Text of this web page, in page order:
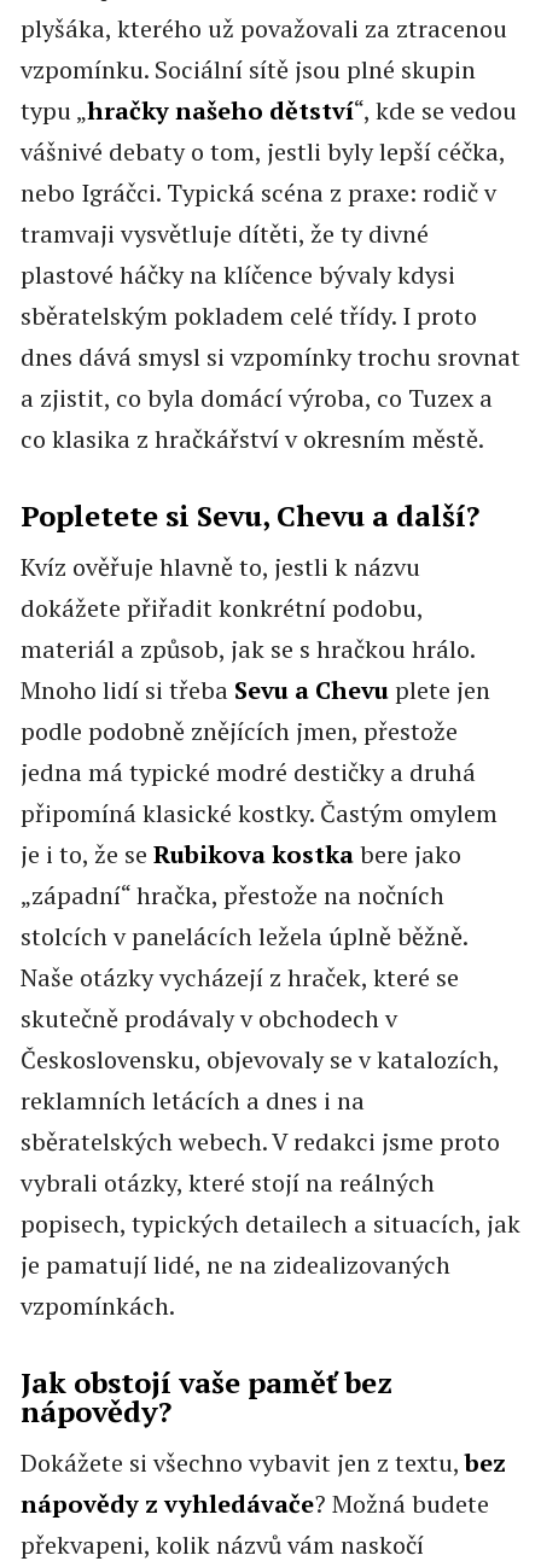
plyšáka, kterého už považovali za ztracenou
vzpomínku. Sociální sítě jsou plné skupin
typu „hračky našeho dětství“, kde se vedou
vášnivé debaty o tom, jestli byly lepší céčka,
nebo Igráčci. Typická scéna z praxe: rodič v
tramvaji vysvětluje dítěti, že ty divné
plastové háčky na klíčence bývaly kdysi
sběratelským pokladem celé třídy. I proto
dnes dává smysl si vzpomínky trochu srovnat
a zjistit, co byla domácí výroba, co Tuzex a
co klasika z hračkářství v okresním městě.
Popletete si Sevu, Chevu a další?
Kvíz ověřuje hlavně to, jestli k názvu
dokážete přiřadit konkrétní podobu,
materiál a způsob, jak se s hračkou hrálo.
Mnoho lidí si třeba Sevu a Chevuplete jen
podle podobně znějících jmen, přestože
jedna má typické modré destičky a druhá
připomíná klasické kostky. Častým omylem
je i to, že se Rubikova kostkabere jako
„západní“ hračka, přestože na nočních
stolcích v panelácích ležela úplně běžně.
Naše otázky vycházejí z hraček, které se
skutečně prodávaly v obchodech v
Československu, objevovaly se v katalozích,
reklamních letácích a dnes i na
sběratelských webech. V redakci jsme proto
vybrali otázky, které stojí na reálných
popisech, typických detailech a situacích, jak
je pamatují lidé, ne na zidealizovaných
vzpomínkách.
Jak obstojí vaše paměť bez
nápovědy?
Dokážete si všechno vybavit jen z textu,bez
nápovědy z vyhledávače? Možná budete
překvapeni, kolik názvů vám naskočí